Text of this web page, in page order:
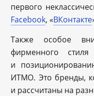
первого
Facebook, «ВКонтакте
Также особое
фирменного
и
ИТМО. Это бренды,
и рассчитаны на